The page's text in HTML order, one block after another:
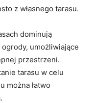
z własnego tarasu.
‌dominują
umożliwiające
‍przestrzeni.
​tarasu‍ w⁣ celu​
można ⁢łatwo⁢